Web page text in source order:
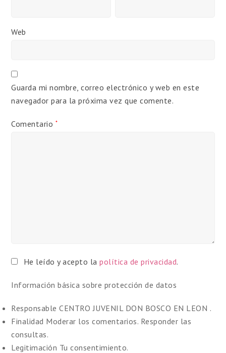
Web
Guarda mi nombre, correo electrónico y web en este
navegador para la próxima vez que comente.
Comentario *
He leído y acepto lapolítica de privacidad.
Información básica sobre protección de datos
Responsable CENTRO JUVENIL DON BOSCO EN LEON .
Finalidad Moderar los comentarios. Responder las
consultas.
Legitimación Tu consentimiento.